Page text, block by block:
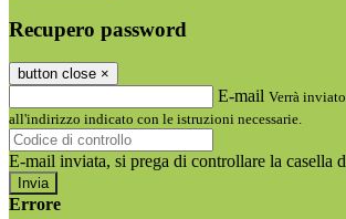
Recupero password
button close ×
E-mail Verrà
all'indirizzo indicato con le istruzioni necessarie.
E-mail inviata, si prega di controllare la casella
Errore